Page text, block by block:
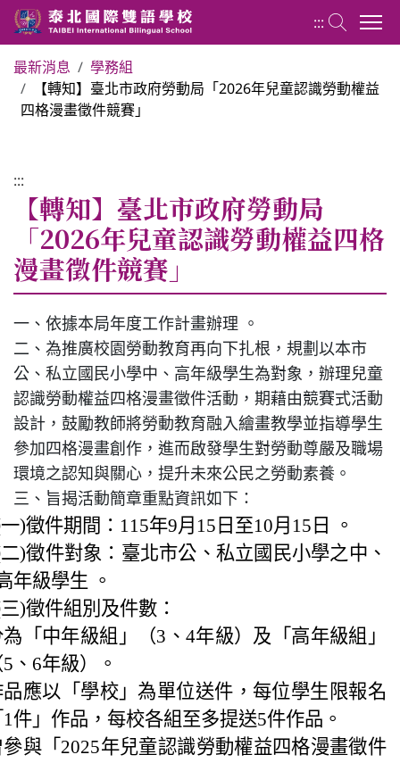
最新消息
學務組
【轉知】臺北市政府勞動局「2026年兒童認識勞動權益
四格漫畫徵件競賽」
:::
【轉知】臺北市政府勞動局
「2026年兒童認識勞動權益四格
漫畫徵件競賽」
一、依據本局年度工作計畫辦理 。
二、為推廣校園勞動教育再向下扎根，規劃以本市
公、私立國民小學中、高年級學生為對象，辦理兒童
認識勞動權益四格漫畫徵件活動，期藉由競賽式活動
設計，鼓勵教師將勞動教育融入繪畫教學並指導學生
參加四格漫畫創作，進而啟發學生對勞動尊嚴及職場
環境之認知與關心，提升未來公民之勞動素養。
三、旨揭活動簡章重點資訊如下：
)徵件期間：115年9月15日至10月15日 。
)徵件對象：臺北市公、私立國民小學之中、
年級學生 。
)徵件組別及件數：
「中年級組」（3、4年級）及「高年級組」
、6年級）。
品應以「學校」為單位送件，每位學生限報名
件」作品，每校各組至多提送5件作品。
與「2025年兒童認識勞動權益四格漫畫徵件
:::
國小部 Elementary School
行政團隊
榮譽榜
教務組
學務組
特色課程
表單下載
輔導業務
回官網首頁